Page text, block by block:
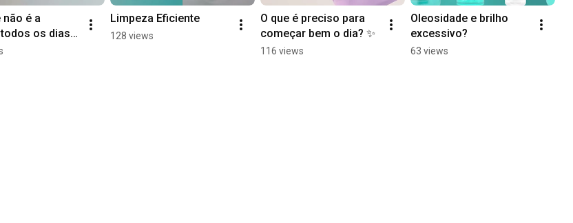
não é a
os dias,
da
Limpeza Eficiente
128 views
O que é preciso para
começar bem o dia? ✨
116 views
Oleosidade e brilho
excessivo?
63 views